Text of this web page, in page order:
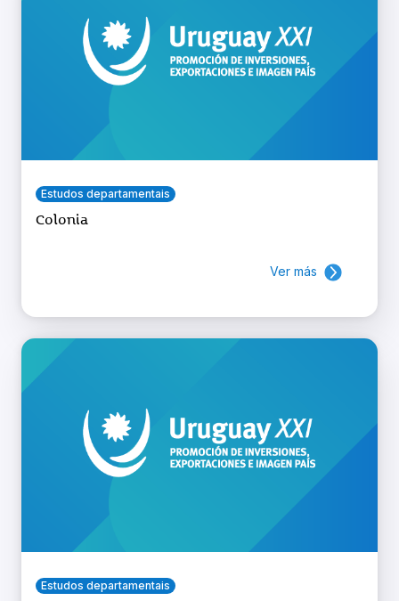
Estudos departamentais
Colonia
Ver más
Estudos departamentais